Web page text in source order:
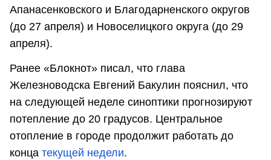
Апанасенковского и Благодарненского округов
(до 27 апреля) и Новоселицкого округа (до 29
апреля).
Ранее «Блокнот» писал, что глава
Железноводска Евгений Бакулин пояснил, что
на следующей неделе синоптики прогнозируют
потепление до 20 градусов. Центральное
отопление в городе продолжит работать до
конца текущей недели.